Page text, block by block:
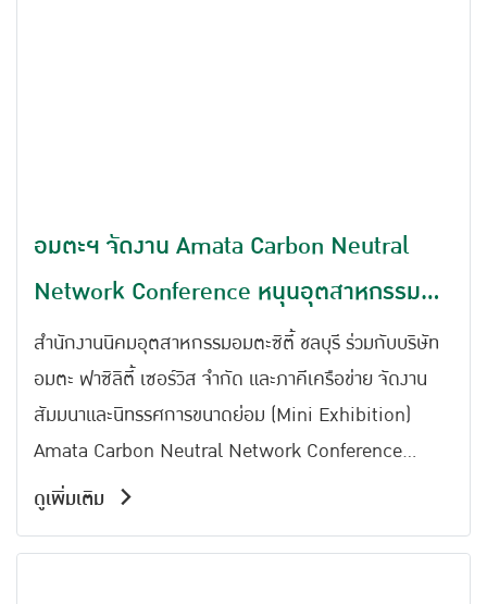
อมตะฯ จัดงาน Amata Carbon Neutral
Network Conference หนุนอุตสาหกรรมสู่
เป้าหมายคาร์บอนเป็นกลาง
สำนักงานนิคมอุตสาหกรรมอมตะซิตี้ ชลบุรี ร่วมกับบริษัท
อมตะ ฟาซิลิตี้ เซอร์วิส จำกัด และภาคีเครือข่าย จัดงาน
สัมมนาและนิทรรศการขนาดย่อม (Mini Exhibition)
Amata Carbon Neutral Network Conference
ระหว่างวันที่ 2021 พฤศจิกายน 2568 ณ โรงแรมนิกโก้
กลิ่น รองนายกรัฐมนตรีและรัฐมนตรีว่าการกระทรวง
ดูเพิ่มเติม